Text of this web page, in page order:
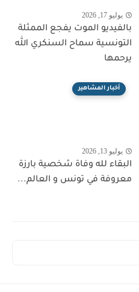
يوليو 17, 2026
بالفيديو الموت يفجع الممثلة
التونسية سماح السنكري الله
يرحمها
أخبار المشاهير
يوليو 13, 2026
البقاء لله وفاة شخصية بارزة
معروفة في تونس و العالم...